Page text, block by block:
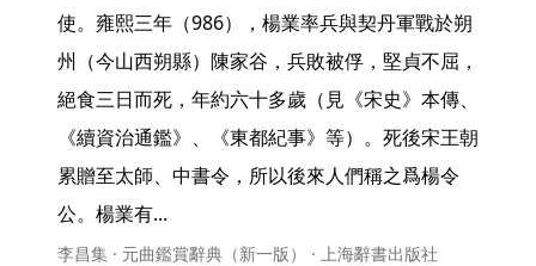
使。雍熙三年（986），楊業率兵與契丹軍戰於朔
州（今山西朔縣）陳家谷，兵敗被俘，堅貞不屈，
絕食三日而死，年約六十多歲（見《宋史》本傳、
《續資治通鑑》、《東都紀事》等）。死後宋王朝
累贈至太師、中書令，所以後來人們稱之爲楊令
公。楊業有...
李昌集 · 元曲鑑賞辭典（新一版） · 上海辭書出版社